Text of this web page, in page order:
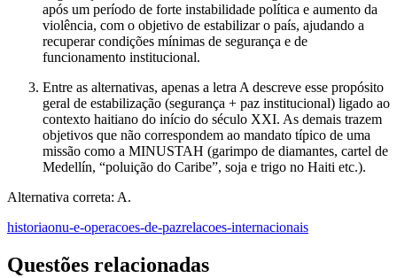
após um período de forte instabilidade política e aumento da
violência, com o objetivo de estabilizar o país, ajudando a
recuperar condições mínimas de segurança e de
funcionamento institucional.
Entre as alternativas, apenas a letra A descreve esse propósito
geral de estabilização (segurança + paz institucional) ligado ao
contexto haitiano do início do século XXI. As demais trazem
objetivos que não correspondem ao mandato típico de uma
missão como a MINUSTAH (garimpo de diamantes, cartel de
Medellín, “poluição do Caribe”, soja e trigo no Haiti etc.).
Alternativa correta: A.
historiaonu-e-operacoes-de-pazrelacoes-internacionais
Questões relacionadas